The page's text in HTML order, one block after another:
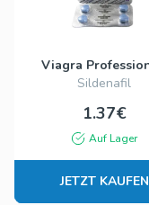
Viagra
Sildenafil
1.37€
Auf Lager
JETZT KAUFEN